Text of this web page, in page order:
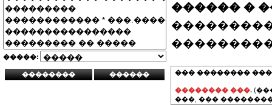
�����:
������ �
��� ��������
�������� ���.
���, ���